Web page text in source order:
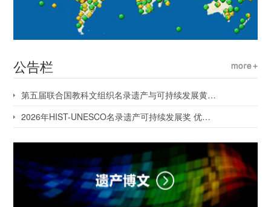
公告栏
第五届联合国教科文组织名录遗产与可持续发展黄山对话会1号会议...
2026年HIST-UNESCO名录遗产可持续发展奖 优秀案例征集通知